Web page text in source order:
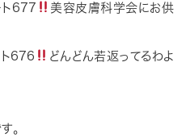
ト677
美容皮膚科学会にお供
ト676
どんどん若返ってるわよ
。